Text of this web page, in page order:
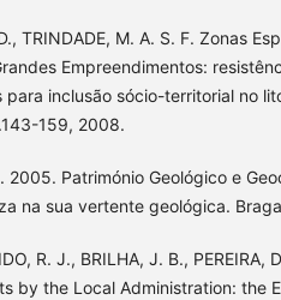
TRINDADE, M. A. S. F. Zonas
Empreendimentos:
para inclusão sócio-territorial no
159, 2008.
2005. Património Geológico e
na sua vertente geológica.
R. J., BRILHA, J. B.,
by the Local Administration: the